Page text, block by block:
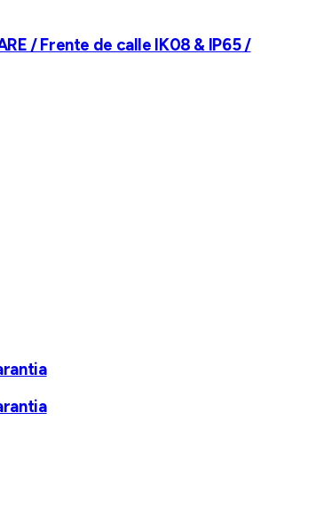
/ Frente de calle IK08 & IP65 /